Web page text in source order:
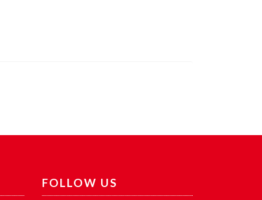
FOLLOW US